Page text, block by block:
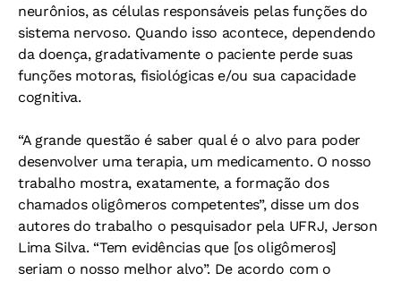
neurônios, as células responsáveis pelas funções do
sistema nervoso. Quando isso acontece, dependendo
da doença, gradativamente o paciente perde suas
funções motoras, fisiológicas e/ou sua capacidade
cognitiva.
“A grande questão é saber qual é o alvo para poder
desenvolver uma terapia, um medicamento. O nosso
trabalho mostra, exatamente, a formação dos
chamados oligômeros competentes”, disse um dos
autores do trabalho o pesquisador pela UFRJ, Jerson
Lima Silva. “Tem evidências que [os oligômeros]
seriam o nosso melhor alvo”. De acordo com o